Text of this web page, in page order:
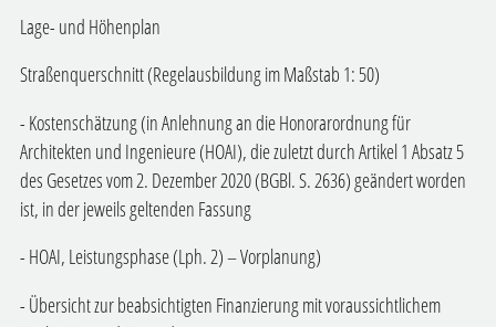
Lage- und Höhenplan
Straßenquerschnitt (Regelausbildung im Maßstab 1: 50)
- Kostenschätzung (in Anlehnung an die Honorarordnung für
Architekten und Ingenieure (HOAI), die zuletzt durch Artikel 1 Absatz 5
des Gesetzes vom 2. Dezember 2020 (BGBl. S. 2636) geändert worden
ist, in der jeweils geltenden Fassung
- HOAI, Leistungsphase (Lph. 2) – Vorplanung)
- Übersicht zur beabsichtigten Finanzierung mit voraussichtlichem